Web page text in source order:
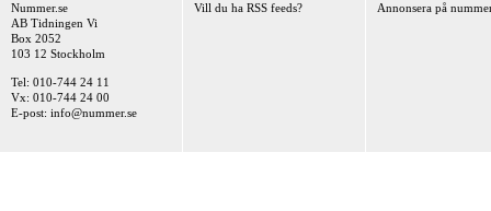
Nummer.se
AB Tidningen Vi
Box 2052
103 12 Stockholm
Tel: 010-744 24 11
Vx: 010-744 24 00
E-post: info@nummer.se
Vill du ha RSS feeds? Annonsera på